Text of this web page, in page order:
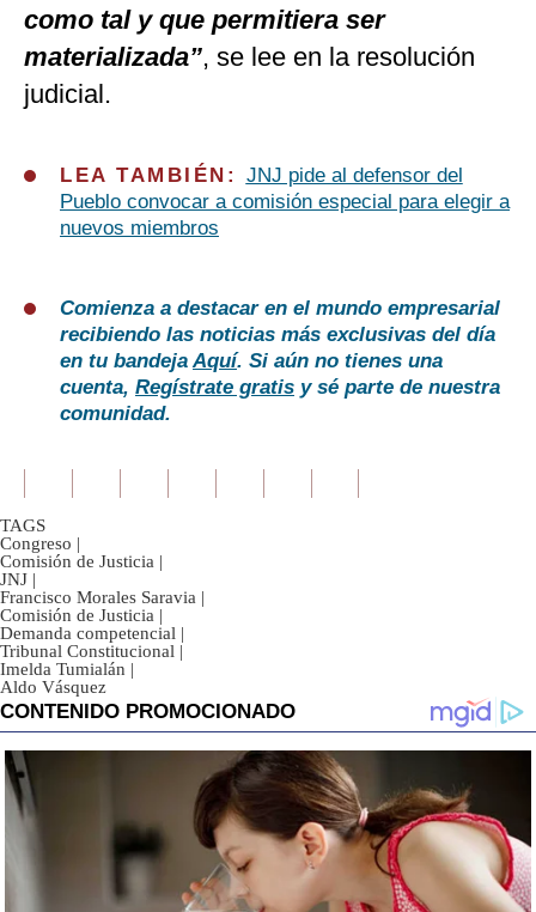
como tal y que permitiera ser
materializada”, se lee en la resolución
judicial.
LEA TAMBIÉN: JNJ pide al defensor del
Pueblo convocar a comisión especial para elegir a
nuevos miembros
Comienza a destacar en el mundo empresarial
recibiendo las noticias más exclusivas del día
en tu bandejaAquí. Si aún no tienes una
cuenta, Regístrate gratis y sé parte de nuestra
comunidad.
TAGS
Congreso |
Comisión de Justicia |
JNJ |
Francisco Morales Saravia |
Comisión de Justicia |
Demanda competencial |
Tribunal Constitucional |
Imelda Tumialán |
Aldo Vásquez